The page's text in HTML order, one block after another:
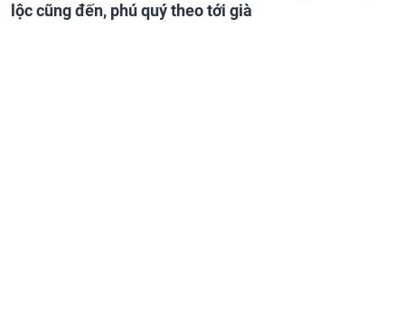
lộc cũng đến, phú quý theo tới già